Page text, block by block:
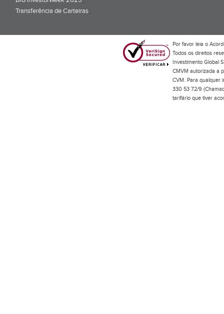
Transferência de Carteiras;
Por favor leia o
Todos os direitos
Investimento Global
CMVM autorizada a
CVM. Para qualquer
330 53 72/9
tarifário que tiver